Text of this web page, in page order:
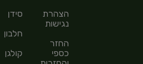
הצהרת
נגישות
החזר
כספי
סידן
חלבון
קולגן